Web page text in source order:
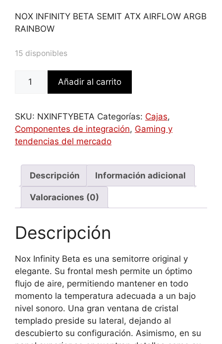
NOX INFINITY BETA SEMIT ATX AIRFLOW ARGB
RAINBOW
15 disponibles
NOX
Midi
Tower
Negro
Añadir al carrito
SKU: NXINFTYBETA Categorías: Cajas,
Componentes de integración, Gaming y
tendencias del mercado
Descripción Información adicional
Valoraciones (0)
Descripción
Nox Infinity Beta es una semitorre original y
elegante. Su frontal mesh permite un óptimo
flujo de aire, permitiendo mantener en todo
momento la temperatura adecuada a un bajo
nivel sonoro. Una gran ventana de cristal
templado preside su lateral, dejando al
descubierto su configuración. Asimismo, en su